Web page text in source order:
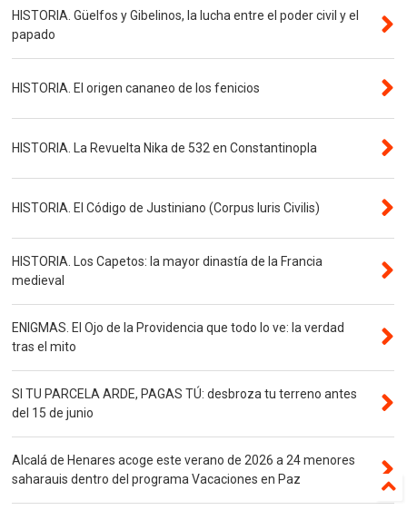
HISTORIA. Güelfos y Gibelinos, la lucha entre el poder civil y el
papado
HISTORIA. El origen cananeo de los fenicios
HISTORIA. La Revuelta Nika de 532 en Constantinopla
HISTORIA. El Código de Justiniano (Corpus Iuris Civilis)
HISTORIA. Los Capetos: la mayor dinastía de la Francia
medieval
ENIGMAS. El Ojo de la Providencia que todo lo ve: la verdad
tras el mito
SI TU PARCELA ARDE, PAGAS TÚ: desbroza tu terreno antes
del 15 de junio
Alcalá de Henares acoge este verano de 2026 a 24 menores
saharauis dentro del programa Vacaciones en Paz